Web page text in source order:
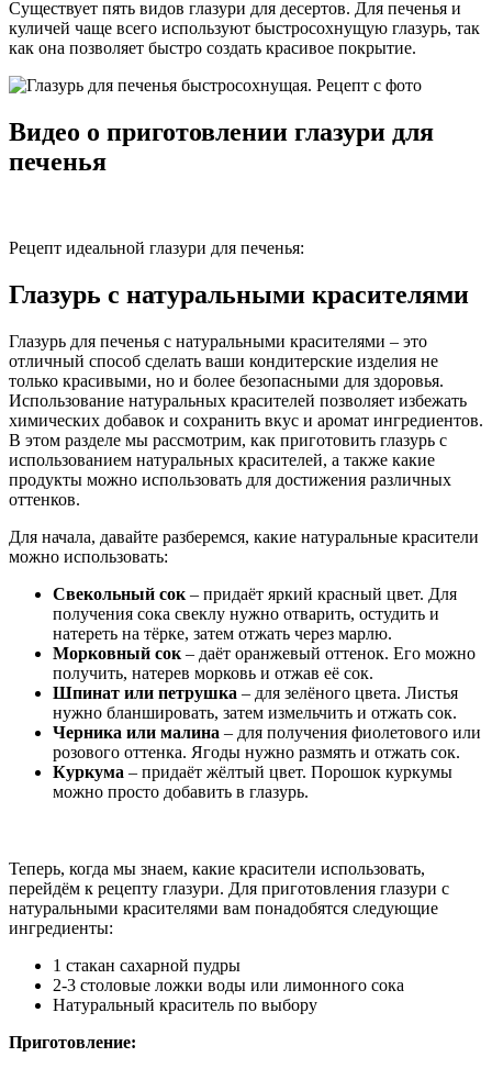
Существует пять видов глазури для десертов. Для печенья и
куличей чаще всего используют быстросохнущую глазурь, так
как она позволяет быстро создать красивое покрытие.
Видео о приготовлении глазури для
печенья
Рецепт идеальной глазури для печенья:
Глазурь с натуральными красителями
Глазурь для печенья с натуральными красителями – это
отличный способ сделать ваши кондитерские изделия не
только красивыми, но и более безопасными для здоровья.
Использование натуральных красителей позволяет избежать
химических добавок и сохранить вкус и аромат ингредиентов.
В этом разделе мы рассмотрим, как приготовить глазурь с
использованием натуральных красителей, а также какие
продукты можно использовать для достижения различных
оттенков.
Для начала, давайте разберемся, какие натуральные красители
можно использовать:
Свекольный сок – придаёт яркий красный цвет. Для
получения сока свеклу нужно отварить, остудить и
натереть на тёрке, затем отжать через марлю.
Морковный сок – даёт оранжевый оттенок. Его можно
получить, натерев морковь и отжав её сок.
Шпинат или петрушка – для зелёного цвета. Листья
нужно бланшировать, затем измельчить и отжать сок.
Черника или малина – для получения фиолетового или
розового оттенка. Ягоды нужно размять и отжать сок.
Куркума – придаёт жёлтый цвет. Порошок куркумы
можно просто добавить в глазурь.
Теперь, когда мы знаем, какие красители использовать,
перейдём к рецепту глазури. Для приготовления глазури с
натуральными красителями вам понадобятся следующие
ингредиенты:
1 стакан сахарной пудры
2-3 столовые ложки воды или лимонного сока
Натуральный краситель по выбору
Приготовление: